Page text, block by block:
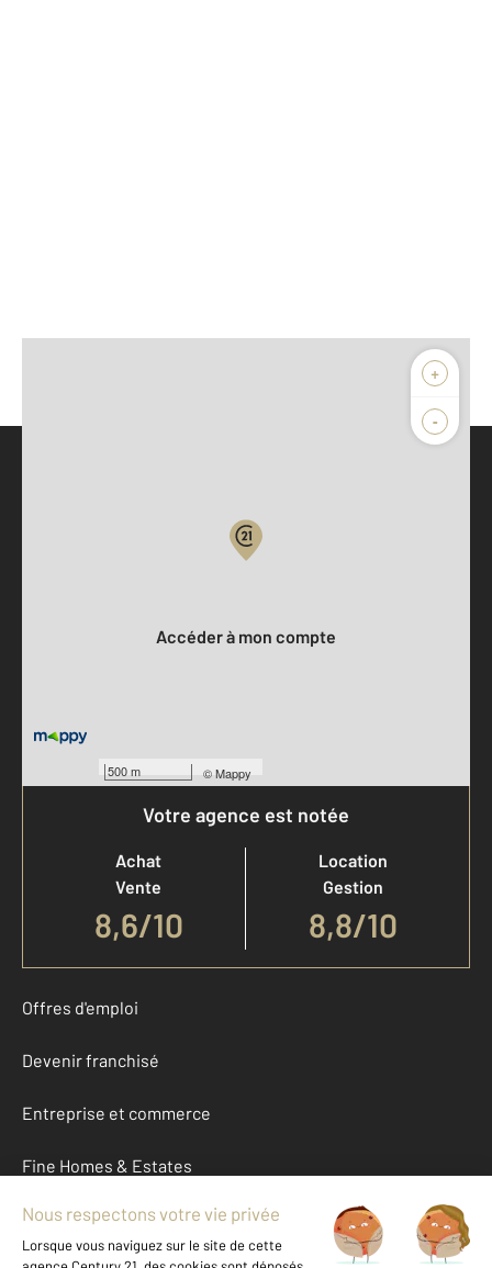
+
-
500 m ©Mappy
Accéder à mon compte
Votre agence est notée
Achat
Vente
8,6/10
Location
Gestion
8,8/10
Offres d'emploi
Devenir franchisé
Entreprise et commerce
Fine Homes & Estates
À propos